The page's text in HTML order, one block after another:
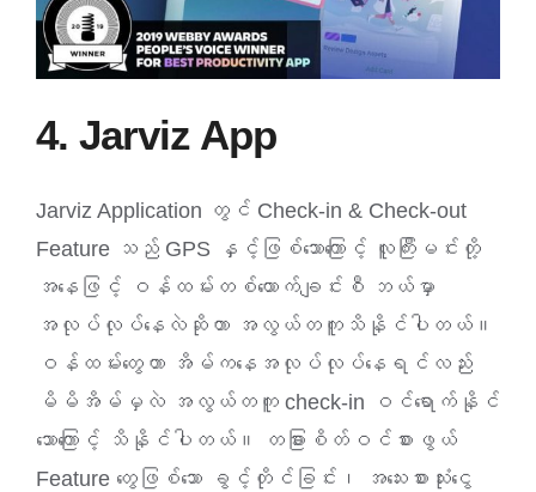
4. Jarviz App
Jarviz Application တွင် Check-in & Check-out
Feature သည် GPS နှင့်ဖြစ်သောကြောင့် လူကြီးမင်းတို့
အနေဖြင့် ဝန်ထမ်းတစ်ယောက်ချင်းစီ ဘယ်မှာ
အလုပ်လုပ်နေလဲဆိုတာ အလွယ်တကူသိနိုင်ပါတယ်။
ဝန်ထမ်းတွေဟာ အိမ်ကနေအလုပ်လုပ်နေရင်လည်း
မိမိအိမ်မှလဲ အလွယ်တကူ check-in ဝင်ရောက်နိုင်
သောကြောင့် သိနိုင်ပါတယ်။ တခြားစိတ်ဝင်စားဖွယ်
Feature တွေဖြစ်သော ခွင့်တိုင်ခြင်း၊ အသေးစားသုံးငွေ